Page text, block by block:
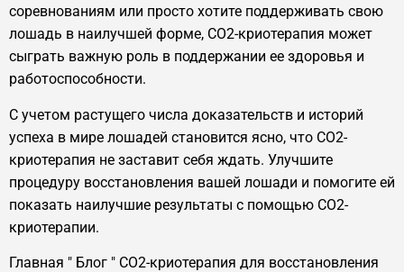
соревнованиям или просто хотите поддерживать свою
лошадь в наилучшей форме, CO2-криотерапия может
сыграть важную роль в поддержании ее здоровья и
работоспособности.
С учетом растущего числа доказательств и историй
успеха в мире лошадей становится ясно, что CO2-
криотерапия не заставит себя ждать. Улучшите
процедуру восстановления вашей лошади и помогите ей
показать наилучшие результаты с помощью CO2-
криотерапии.
Главная " Блог " CO2-криотерапия для восстановления